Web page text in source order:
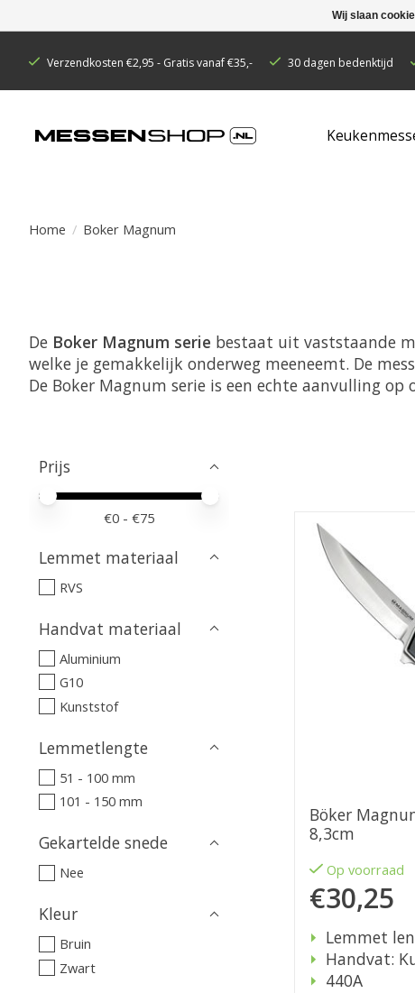
Verzendkosten €2,95 - Gratis vanaf €35,- 30 dagen bedenktijd
Home / Boker Magnum
De Boker Magnum serie bestaat uit vaststaande
welke je gemakkelijk onderweg meeneemt. De
De Boker Magnum serie is een echte aanvulling op
Prijs
Minimale prijswaarde
Price maximum value
€0 - €75
Lemmet materiaal
RVS
Handvat materiaal
Aluminium
G10
Kunststof
Lemmetlengte
51 - 100 mm
101 - 150 mm
Gekartelde snede
Nee
Kleur
Bruin
Zwart
Böker
8,3cm
Op voorraad
€30,25
Lemmet
Handvat:
440A
Wij slaan